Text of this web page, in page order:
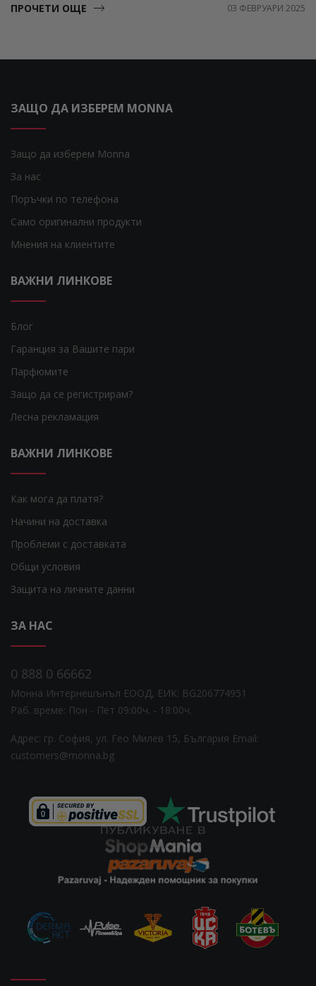
ПРОЧЕТИ ОЩЕ 03 ФЕВРУАРИ 2025
ЗАЩО ДА ИЗБЕРЕМ MONNA
Защо да изберем Monna
За нас
Поръчки по телефона
Само оригинални продукти
Мнения на клиентите
ВАЖНИ ЛИНКОВЕ
Блог
Гаранция за Вашите пари
Парфюмите
Защо да се регистрирам?
Лесна рекламация
ВАЖНИ ЛИНКОВЕ
Как мога да платя?
Начини на доставка
Проблеми с доставката
Общи условия
Защита на личните данни
ЗА НАС
0 888 0 66662
Монна Интернешънъл ЕООД, ЕИК: BG206774951
Раб. време: Пoн - Пет 09:00ч. - 18:00ч.
Адрес: гр. София, ул. Гео Милев 15, България Email:
customers@monna.bg